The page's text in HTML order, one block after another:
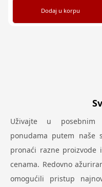
Dodaj u korpu
Uživajte u posebnim
ponudama putem naše
pronaći razne proizvode
cenama. Redovno
omogućili pristup